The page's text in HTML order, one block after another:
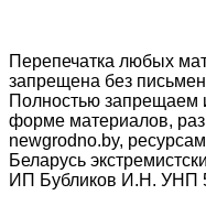
Перепечатка любых
запрещена без
Полностью запрещаем
форме материалов,
newgrodno.by,
Беларусь
ИП Бубликов И.Н. УНП